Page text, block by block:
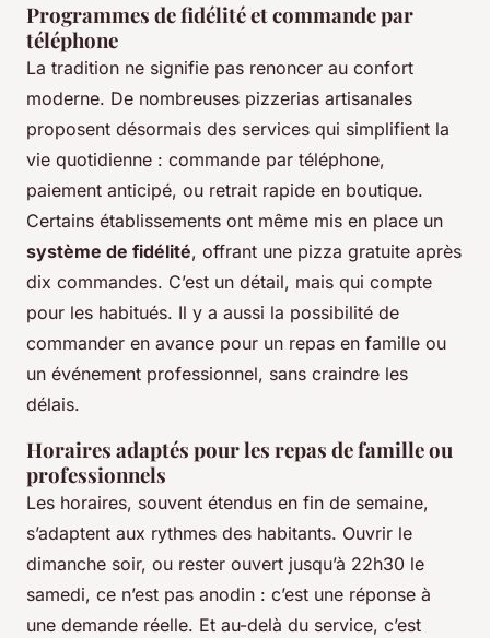
Programmes de fidélité et commande par
téléphone
La tradition ne signifie pas renoncer au confort
moderne. De nombreuses pizzerias artisanales
proposent désormais des services qui simplifient la
vie quotidienne : commande par téléphone,
paiement anticipé, ou retrait rapide en boutique.
Certains établissements ont même mis en place un
système de fidélité, offrant une pizza gratuite après
dix commandes. C’est un détail, mais qui compte
pour les habitués. Il y a aussi la possibilité de
commander en avance pour un repas en famille ou
un événement professionnel, sans craindre les
délais.
Horaires adaptés pour les repas de famille ou
professionnels
Les horaires, souvent étendus en fin de semaine,
s’adaptent aux rythmes des habitants. Ouvrir le
dimanche soir, ou rester ouvert jusqu’à 22h30 le
samedi, ce n’est pas anodin : c’est une réponse à
une demande réelle. Et au-delà du service, c’est